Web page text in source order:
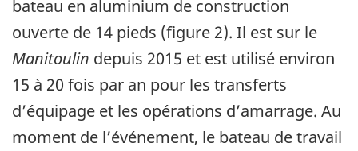
bateau en aluminium de construction
ouverte de 14 pieds (figure 2). Il est sur le
Manitoulin depuis 2015 et est utilisé environ
15 à 20 fois par an pour les transferts
d’équipage et les opérations d’amarrage. Au
moment de l’événement, le bateau de travail